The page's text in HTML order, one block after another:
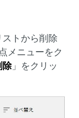
トから削除
メニューをク
除」をクリッ